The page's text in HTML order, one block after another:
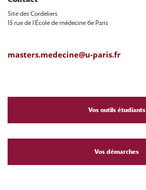
Site des Cordeliers
15 rue de l’École de médecine 6e Paris
masters.medecine@u-paris.fr
Vos outils étudiants
Vos démarches